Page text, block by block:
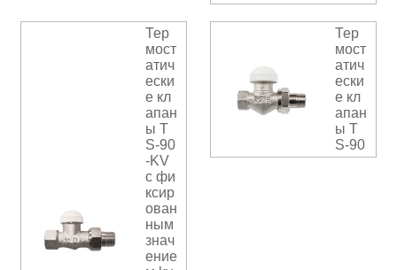
Тер
мост
атич
ески
е кл
апан
ы T
S-90
-KV
с фи
ксир
ован
ным
знач
ение
Тер
мост
атич
ески
е кл
апан
ы T
S-90